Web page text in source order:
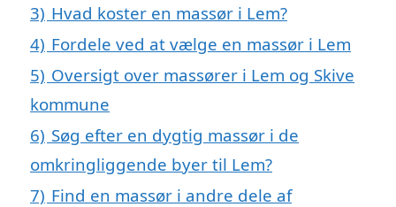
3) Hvad koster en massør i Lem?
4) Fordele ved at vælge en massør i Lem
5) Oversigt over massører i Lem og Skive
kommune
6) Søg efter en dygtig massør i de
omkringliggende byer til Lem?
7) Find en massør i andre dele af